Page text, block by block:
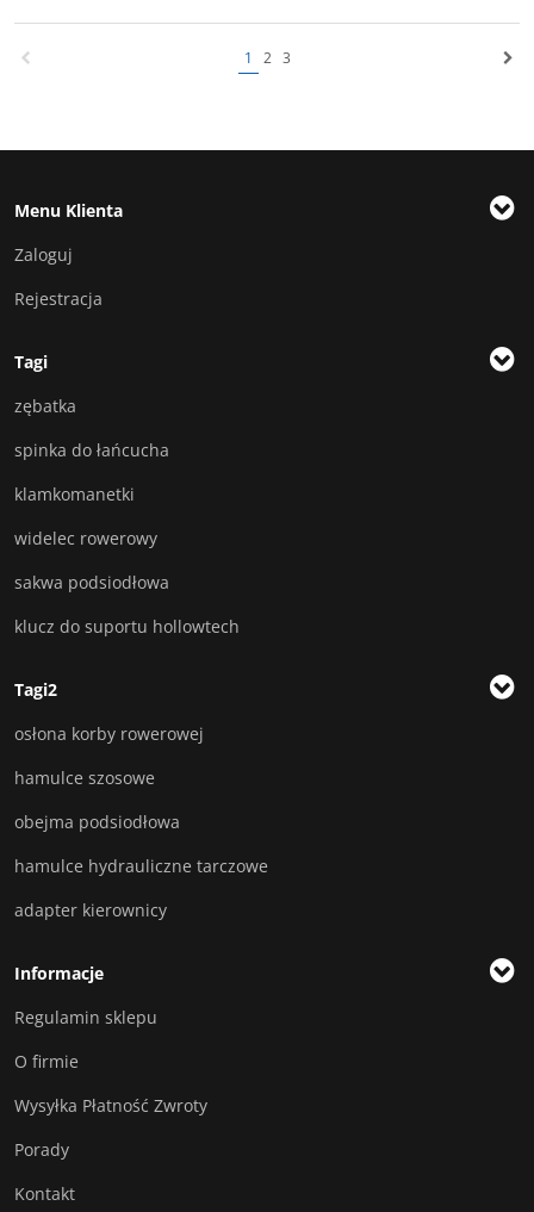
1 2 3
Menu Klienta
Zaloguj
Rejestracja
Tagi
zębatka
spinka do łańcucha
klamkomanetki
widelec rowerowy
sakwa podsiodłowa
klucz do suportu hollowtech
Tagi2
osłona korby rowerowej
hamulce szosowe
obejma podsiodłowa
hamulce hydrauliczne tarczowe
adapter kierownicy
Informacje
Regulamin sklepu
O firmie
Wysyłka Płatność Zwroty
Porady
Kontakt